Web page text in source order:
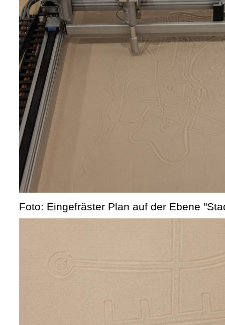
Foto: Eingefräster Plan auf der Ebene